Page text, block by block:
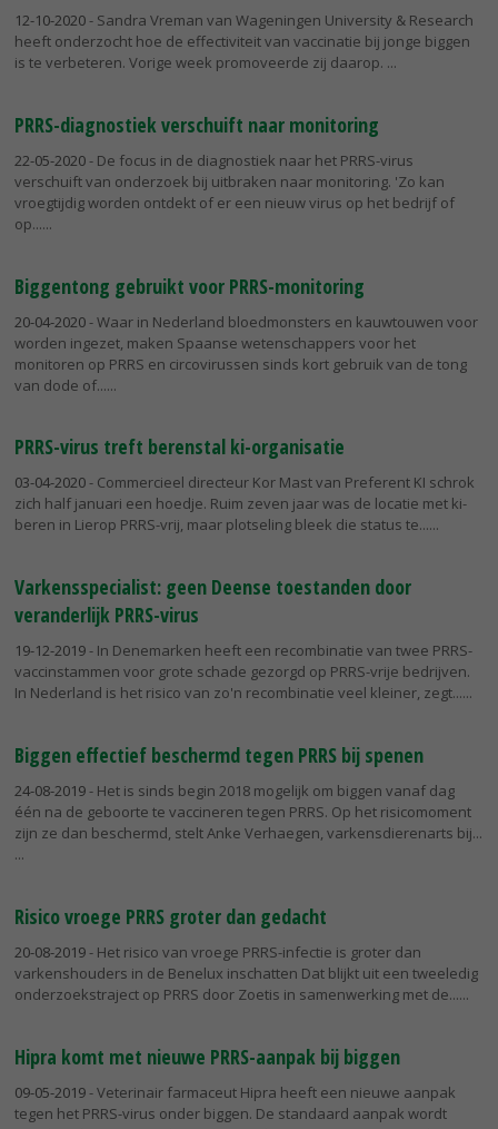
12-10-2020- Sandra Vreman van Wageningen University & Research
heeft onderzocht hoe de effectiviteit van vaccinatie bij jonge biggen
is te verbeteren. Vorige week promoveerde zij daarop.
PRRS-diagnostiek verschuift naar monitoring
22-05-2020- De focus in de diagnostiek naar het PRRS-virus
verschuift van onderzoek bij uitbraken naar monitoring. 'Zo kan
vroegtijdig worden ontdekt of er een nieuw virus op het bedrijf of
op...
Biggentong gebruikt voor PRRS-monitoring
20-04-2020- Waar in Nederland bloedmonsters en kauwtouwen voor
worden ingezet, maken Spaanse wetenschappers voor het
monitoren op PRRS en circovirussen sinds kort gebruik van de tong
van dode of...
PRRS-virus treft berenstal ki-organisatie
03-04-2020- Commercieel directeur Kor Mast van Preferent KI schrok
zich half januari een hoedje. Ruim zeven jaar was de locatie met ki-
beren in Lierop PRRS-vrij, maar plotseling bleek die status te...
Varkensspecialist: geen Deense toestanden door
veranderlijk PRRS-virus
19-12-2019- In Denemarken heeft een recombinatie van twee PRRS-
vaccinstammen voor grote schade gezorgd op PRRS-vrije bedrijven.
In Nederland is het risico van zo'n recombinatie veel kleiner, zegt...
Biggen effectief beschermd tegen PRRS bij spenen
24-08-2019- Het is sinds begin 2018 mogelijk om biggen vanaf dag
één na de geboorte te vaccineren tegen PRRS. Op het risicomoment
zijn ze dan beschermd, stelt Anke Verhaegen, varkensdierenarts bij...
Risico vroege PRRS groter dan gedacht
20-08-2019- Het risico van vroege PRRS-infectie is groter dan
varkenshouders in de Benelux inschatten Dat blijkt uit een tweeledig
onderzoekstraject op PRRS door Zoetis in samenwerking met de...
Hipra komt met nieuwe PRRS-aanpak bij biggen
09-05-2019- Veterinair farmaceut Hipra heeft een nieuwe aanpak
tegen het PRRS-virus onder biggen. De standaard aanpak wordt